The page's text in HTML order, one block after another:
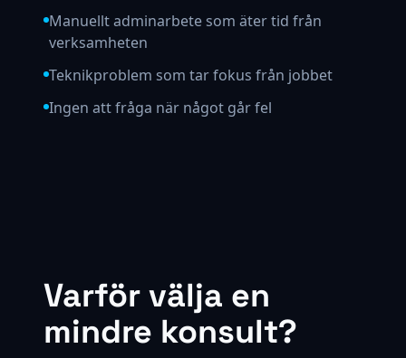
Manuellt adminarbete som äter tid från
verksamheten
Teknikproblem som tar fokus från jobbet
Ingen att fråga när något går fel
Varför välja en
mindre konsult?